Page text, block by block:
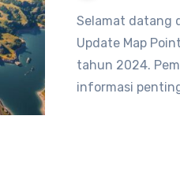
Selamat datang di artikel ini yang membahas Informasi
Update Map
tahun 2024.
informasi